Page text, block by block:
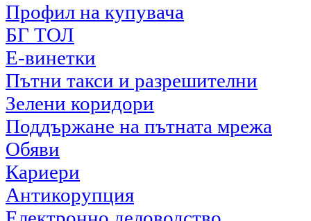
Профил на купувача
БГ ТОЛ
Е-винетки
Пътни такси и разрешителни
Зелени коридори
Поддържане на пътната мрежа
Обяви
Кариери
Антикорупция